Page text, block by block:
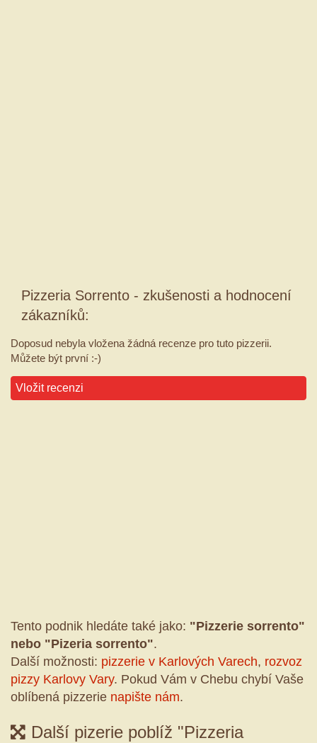
Pizzeria Sorrento - zkušenosti a hodnocení
zákazníků:
Doposud nebyla vložena žádná recenze pro tuto pizzerii.
Můžete být první :-)
Vložit recenzi
Tento podnik hledáte také jako: "Pizzerie sorrento"
nebo "Pizeria sorrento".
Další možnosti: pizzerie v Karlových Varech, rozvoz
pizzy Karlovy Vary. Pokud Vám v Chebu chybí Vaše
oblíbená pizzerie napište nám.
Další pizerie poblíž "Pizzeria